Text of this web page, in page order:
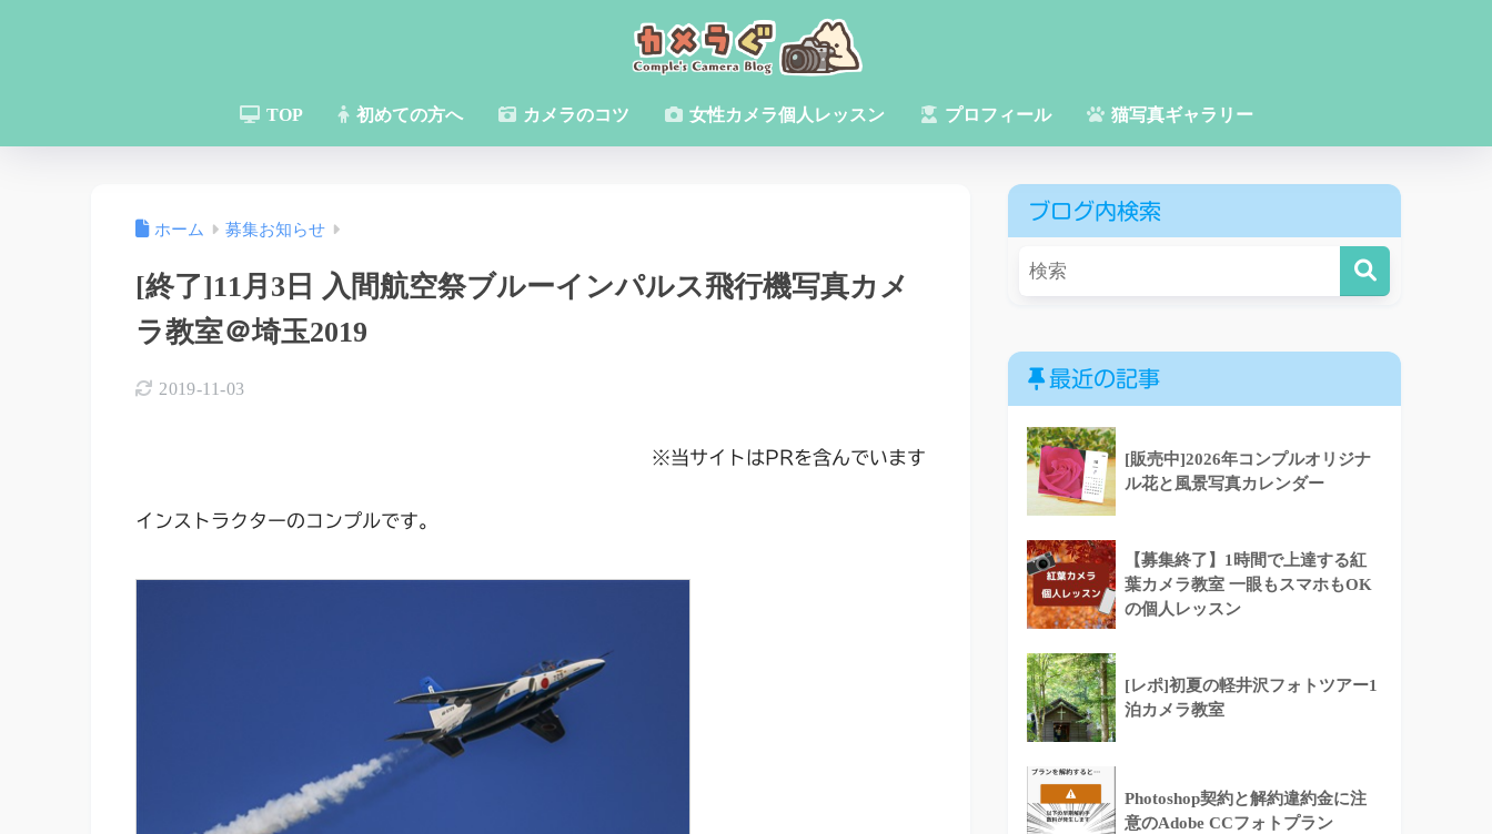
TOP 初めての方へ カメラのコツ 女性カメラ個人レッスン プロフィール 猫写真ギャラリー
ホーム 募集お知らせ
[終了]11月3日 入間航空祭ブルーインパルス飛行機写真カメ
ラ教室＠埼玉2019
2019-11-03
※当サイトはPRを含んでいます
インストラクターのコンプルです。
ブログ内検索
最近の記事
[販売中]2026年コンプルオリジナ
ル花と風景写真カレンダー
【募集終了】1時間で上達する紅
葉カメラ教室 一眼もスマホもOK
の個人レッスン
[レポ]初夏の軽井沢フォトツアー1
泊カメラ教室
Photoshop契約と解約違約金に注
意のAdobe CCフォトプラン